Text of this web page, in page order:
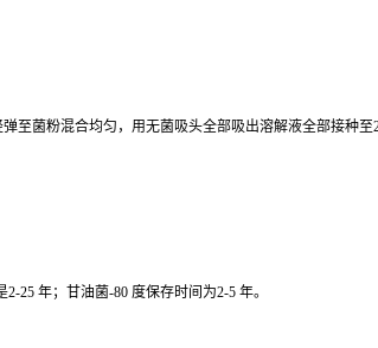
至菌粉混合均匀，用无菌吸头全部吸出溶解液全部接种
25 年；甘油菌-80 度保存时间为2-5 年。